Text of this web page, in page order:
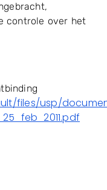
controle over het
files/usp/